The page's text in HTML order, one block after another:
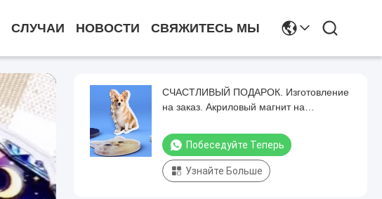
СЛУЧАИ НОВОСТИ СВЯЖИТЕСЬ МЫ
СЧАСТЛИВЫЙ ПОДАРОК. Изготовление
на заказ. Акриловый магнит на
Милый аниме-магнит с голографической
пластиковой наклейкой.
Побеседуйте Теперь
Узнайте Больше